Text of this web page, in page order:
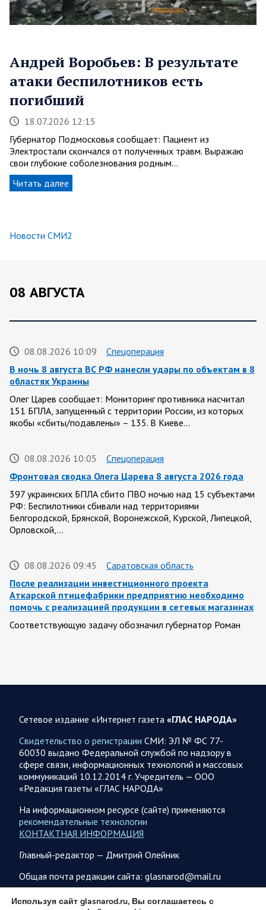
Андрей Воробьев: В результате
атаки беспилотников есть
погибший
18.07.2026 12:15
Губернатор Подмосковья сообщает: Пациент из
Электростали скончался от полученных травм. Выражаю
свои глубокие соболезнования родным…
Читать далее
Новости СМИ2
08 АВГУСТА
08.08.2026 10:09
Спецоперация
В ночь 8 августа ВС РФ нанесли удары по объектам в 8
областях Украины
Олег Царев сообщает: Мониторинг противника насчитал
151 БПЛА, запущенный с территории России, из которых
якобы «сбиты/подавлены» – 135. В Киеве…
08.08.2026 10:05
Спецоперация
Фронтовая сводка Олега Царева 8 августа 2026 года
397 украинских БПЛА сбито ПВО ночью над 15 субъектами
РФ: Беспилотники сбивали над территориями
Белгородской, Брянской, Воронежской, Курской, Липецкой,
Орловской,…
08.08.2026 09:45
Саратовская область
После реализации инвестиционного проекта
Аткарской птицефабрики предприятию необходимо
помочь с реализацией продукции в сетевых магазинах
Соответствующую задачу обозначил губернатор Роман
На Кумысной поляне Саратове проводится
дератизация
Как сообщили в министерстве природных ресурсов и
экологии области, обработку территории отравляющим
веществом планируется произвести с 7 по 10 августа…
Бусаргин: Уважаемые спортсмены, тренеры, участники
физкультурного движения, ветераны и любители
Поздравление Губернатора Саратовской области:
Саратовская область всегда была одним из центров
развития спортивной культуры. Успехи…
Сетевое издание «Интернет газета «ГЛАС НАРОДА»
Свидетельство о регистрации СМИ: ЭЛ № ФС 77-
60030 выдано Федеральной службой по надзору в
сфере связи, информационных технологий и массовых
коммуникаций 10.12.2014 г. Учредитель — ООО
«Редакция газеты «ГЛАС НАРОДА»
На информационном ресурсе (сайте) применяются
рекомендательные технологии
КОНТАКТНАЯ ИНФОРМАЦИЯ
Главный-редактор — Дмитрий Олейник
Общая почта редакции сайта: glasnarod@mail.ru
ПОДПИСКА
Используя сайт glasnarod.ru, Вы соглашаетесь с